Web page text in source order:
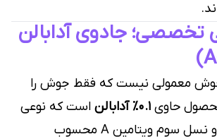
تخصصی؛ جادوی آدابالن
معمولی نیست که فقط جوش را
حاوی ۰.۱٪ آدابالن
است که نوعی
رتینوئید موضعی و نسل سوم ویتامین A محسوب